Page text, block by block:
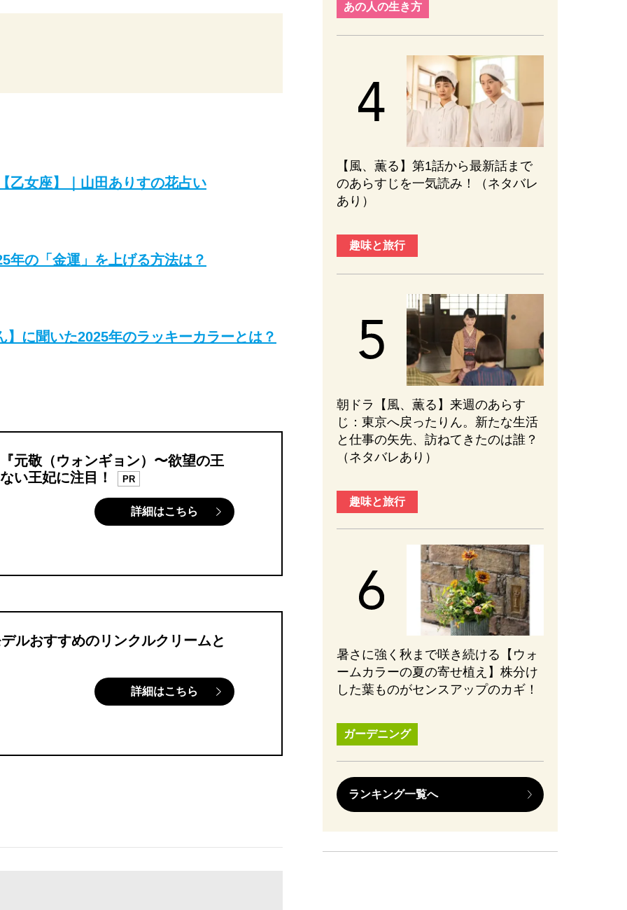
女座】｜山田ありすの花占い
の「金運」を上げる方法は？
に聞いた2025年のラッキーカラーとは？
元敬（ウォンギョン）〜欲望の王
い王妃に注目！
PR
詳細はこちら
ルおすすめのリンクルクリームと
詳細はこちら
あの人の生き方
【風、薫る】第1話から最新話まで
のあらすじを一気読み！（ネタバレ
あり）
趣味と旅行
朝ドラ【風、薫る】来週のあらす
じ：東京へ戻ったりん。新たな生活
と仕事の矢先、訪ねてきたのは誰？
（ネタバレあり）
趣味と旅行
暑さに強く秋まで咲き続ける【ウォ
ームカラーの夏の寄せ植え】株分け
した葉ものがセンスアップのカギ！
ガーデニング
ランキング一覧へ